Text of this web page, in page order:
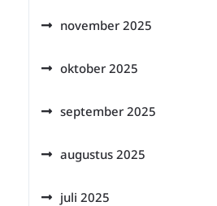
november 2025
oktober 2025
september 2025
augustus 2025
juli 2025